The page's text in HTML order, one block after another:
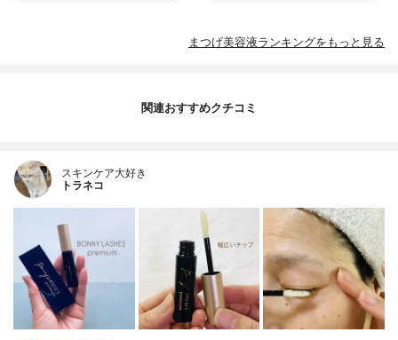
まつげ美容液ランキングをもっと見る
関連おすすめクチコミ
スキンケア大好き
トラネコ